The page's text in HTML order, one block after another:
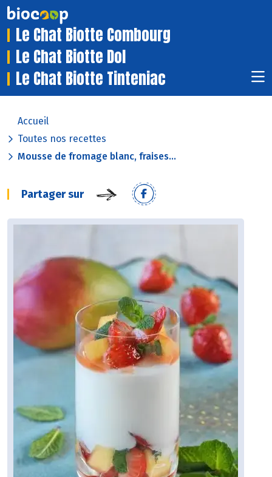
Le Chat Biotte Combourg
Le Chat Biotte Dol
Le Chat Biotte Tinteniac
Accueil
Toutes nos recettes
Mousse de fromage blanc, fraises...
Partager sur